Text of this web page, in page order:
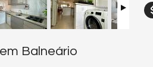
Balneário